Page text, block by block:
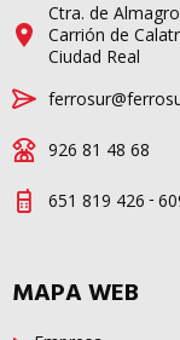
Ctra. de
Carrión de
Ciudad Real
926 81 48 68
651 819 426 -
MAPA WEB